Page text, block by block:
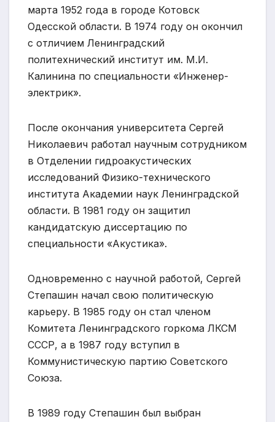
марта 1952 года в городе Котовск
Одесской области. В 1974 году он окончил
с отличием Ленинградский
политехнический институт им. М.И.
Калинина по специальности «Инженер-
электрик».
После окончания университета Сергей
Николаевич работал научным сотрудником
в Отделении гидроакустических
исследований Физико-технического
института Академии наук Ленинградской
области. В 1981 году он защитил
кандидатскую диссертацию по
специальности «Акустика».
Одновременно с научной работой, Сергей
Степашин начал свою политическую
карьеру. В 1985 году он стал членом
Комитета Ленинградского горкома ЛКСМ
СССР, а в 1987 году вступил в
Коммунистическую партию Советского
Союза.
В 1989 году Степашин был выбран